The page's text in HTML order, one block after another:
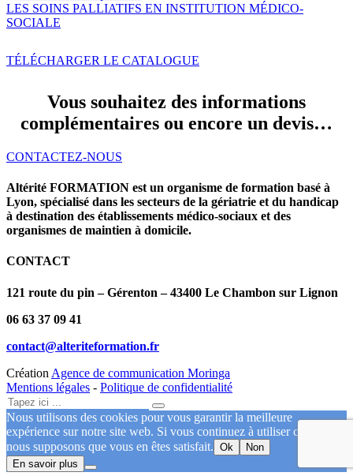
LES SOINS PALLIATIFS EN INSTITUTION MÉDICO-
SOCIALE
TÉLÉCHARGER LE CATALOGUE
Vous souhaitez des informations
complémentaires ou encore un devis…
CONTACTEZ-NOUS
Altérité FORMATION est un organisme de formation basé à
Lyon, spécialisé dans les secteurs de la gériatrie et du handicap
à destination des établissements médico-sociaux et des
organismes de maintien à domicile.
CONTACT
121 route du pin – Gérenton – 43400 Le Chambon sur Lignon
06 63 37 09 41
contact@alteriteformation.fr
Création Agence de communication Moringa
Mentions légales - Politique de confidentialité
Nous utilisons des cookies pour vous garantir la meilleure
expérience sur notre site web. Si vous continuez à utiliser ce site,
nous supposons que vous en êtes satisfait. Ok
Non
En savoir plus